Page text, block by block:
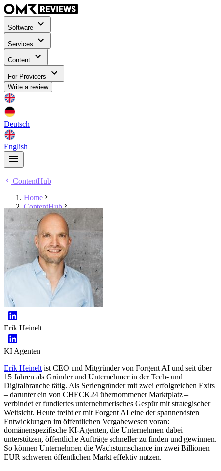
Software
Services
Content
For Providers
Write a review
Deutsch
English
ContentHub
Home
ContentHub
Erik Heinelt
Erik Heinelt
KI Agenten
Erik Heinelt ist CEO und Mitgründer von Forgent AI und seit über
15 Jahren als Gründer und Unternehmer in der Tech- und
Digitalbranche tätig. Als Seriengründer mit zwei erfolgreichen Exits
– darunter ein von CHECK24 übernommener Marktplatz –
verbindet er fundiertes unternehmerisches Gespür mit strategischer
Weitsicht. Heute treibt er mit Forgent AI eine der spannendsten
Entwicklungen im öffentlichen Vergabewesen voran:
domänenspezifische KI-Agenten, die Unternehmen dabei
unterstützen, öffentliche Aufträge schneller zu finden und gewinnen.
So können Unternehmen die Wachstumschance im zwei Billionen
EUR schweren öffentlichen Markt effektiv nutzen.